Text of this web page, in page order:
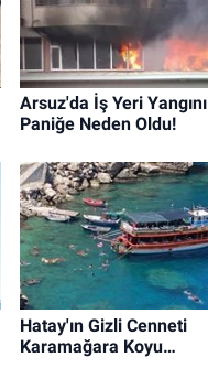
Arsuz'da İş Yeri Yangını
Paniğe Neden Oldu!
Hatay'ın Gizli Cenneti
Karamağara Koyu…